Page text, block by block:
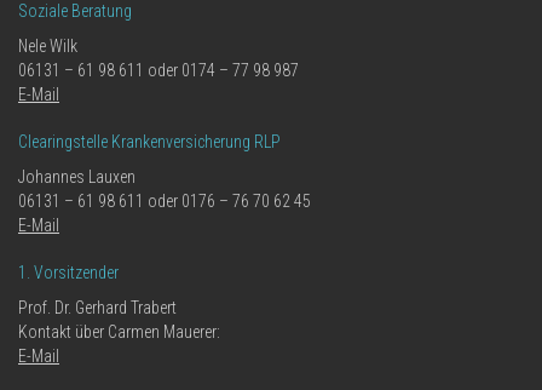
Soziale Beratung
Nele Wilk
06131 – 61 98 611 oder 0174 – 77 98 987
E-Mail
Clearingstelle Krankenversicherung RLP
Johannes Lauxen
06131 – 61 98 611 oder 0176 – 76 70 62 45
E-Mail
1. Vorsitzender
Prof. Dr. Gerhard Trabert
Kontakt über Carmen Mauerer:
E-Mail